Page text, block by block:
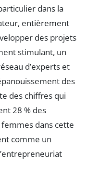
dans la
entièrement
des projets
stimulant, un
d’experts et
des
des chiffres qui
28 % des
dans cette
comme un